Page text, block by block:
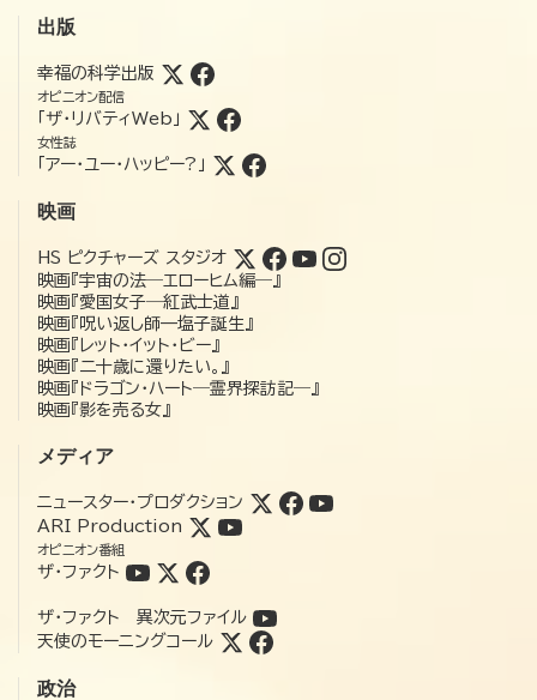
出版
幸福の科学出版
オピニオン配信
「ザ・リバティWeb」
女性誌
「アー・ユー・ハッピー?」
映画
HS ピクチャーズ スタジオ
映画『宇宙の法―エローヒム編―』
映画『愛国女子―紅武士道』
映画『呪い返し師—塩子誕生』
映画『レット・イット・ビー』
映画『二十歳に還りたい。』
映画『ドラゴン・ハート―霊界探訪記―』
映画『影を売る女』
メディア
ニュースター・プロダクション
ARI Production
オピニオン番組
ザ・ファクト
ザ・ファクト 異次元ファイル
天使のモーニングコール
政治